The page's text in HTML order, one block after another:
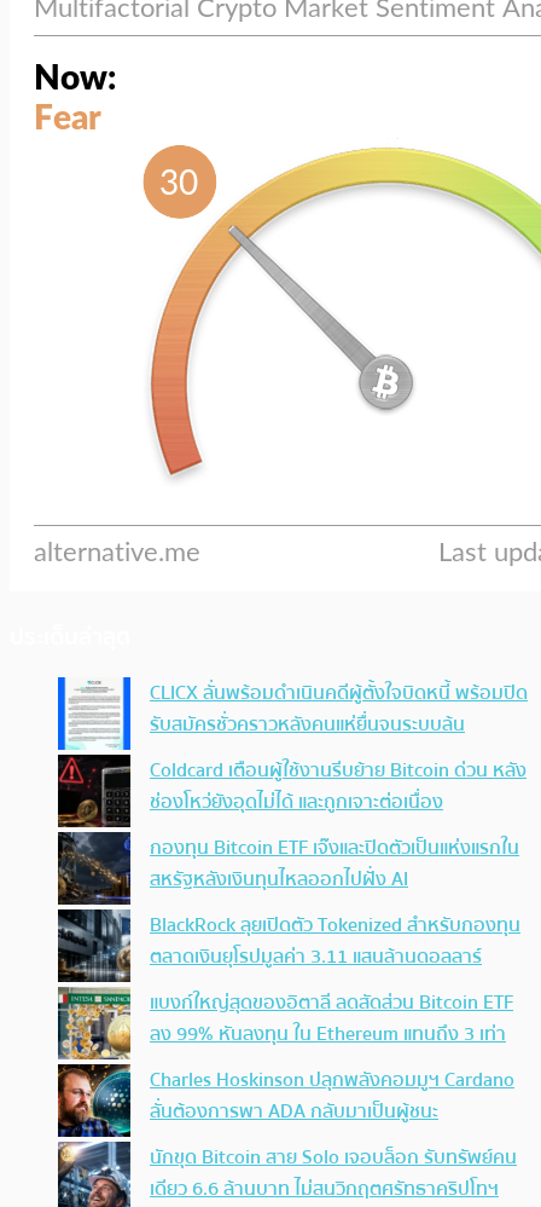
CLICX ลั่นพร้อมดำเนินคดีผู้ตั้งใจบิดหนี้ พร้อมปิด
รับสมัครชั่วคราวหลังคนแห่ยื่นจนระบบล้น
Coldcard เตือนผู้ใช้งานรีบย้าย Bitcoin ด่วน หลัง
ช่องโหว่ยังอุดไม่ได้ และถูกเจาะต่อเนื่อง
กองทุน Bitcoin ETF เจ๊งและปิดตัวเป็นแห่งแรกใน
สหรัฐหลังเงินทุนไหลออกไปฝั่ง AI
BlackRock ลุยเปิดตัว Tokenized สำหรับกองทุน
ตลาดเงินยุโรปมูลค่า 3.11 แสนล้านดอลลาร์
แบงก์ใหญ่สุดของอิตาลี ลดสัดส่วน Bitcoin ETF
ลง 99% หันลงทุน ใน Ethereum แทนถึง 3 เท่า
Charles Hoskinson ปลุกพลังคอมมูฯ Cardano
ลั่นต้องการพา ADA กลับมาเป็นผู้ชนะ
นักขุด Bitcoin สาย Solo เจอบล็อก รับทรัพย์คน
เดียว 6.6 ล้านบาท ไม่สนวิกฤตศรัทธาคริปโทฯ